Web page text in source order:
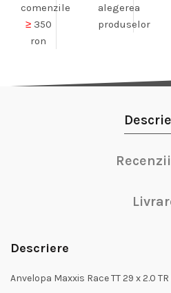
comenzile
≥350
ron
alegerea
produselor
Descriere
Anvelopa Maxxis Race TT 29 x 2.0